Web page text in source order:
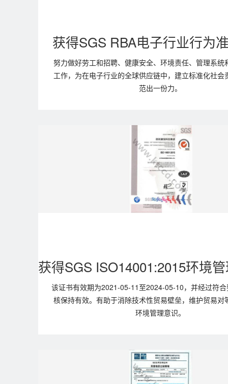
获得SGS RBA电子行业行为
努力做好劳工和招聘、健康安全、环境责任、管理系统
工作，为在电子行业的全球供应链中，建立标准化社会
范出一份力。
该证书有效期为2021-05-11至2024-05-10，并经过符
核保持有效。有助于消除技术性贸易壁垒，维护贸易对
环境管理意识。